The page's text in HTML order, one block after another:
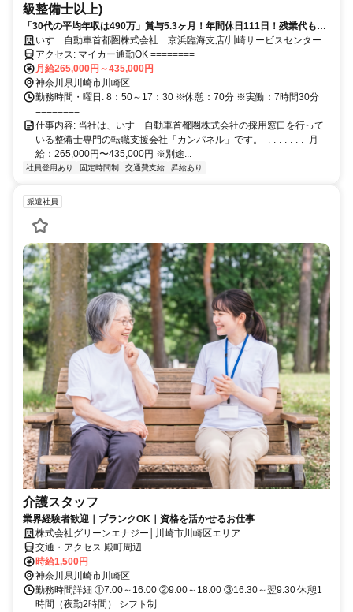
級整備士以上)
「30代の平均年収は490万」賞与5.3ヶ月！年間休日111日！残業代も全
額支給されるので、月給80万円を超える整備士も
いすゞ自動車首都圏株式会社 京浜臨海支店/川崎サービスセンター
アクセス: マイカー通勤OK ========
月給265,000円～435,000円
神奈川県川崎市川崎区
勤務時間・曜日: 8：50～17：30 ※休憩：70分 ※実働：7時間30分
========
仕事内容: 当社は、いすゞ自動車首都圏株式会社の採用窓口を行って
いる整備士専門の転職支援会社「カンパネル」です。 -.-.-.-.-.-.-.- 月
給：265,000円〜435,000円 ※別途...
社員登用あり 固定時間制 交通費支給 昇給あり
派遣社員
介護スタッフ
業界経験者歓迎｜ブランクOK｜資格を活かせるお仕事
株式会社グリーンエナジー│川崎市川崎区エリア
交通・アクセス 殿町周辺
時給1,500円
神奈川県川崎市川崎区
勤務時間詳細 ①7:00～16:00 ②9:00～18:00 ③16:30～翌9:30 休憩1
時間（夜勤2時間） シフト制